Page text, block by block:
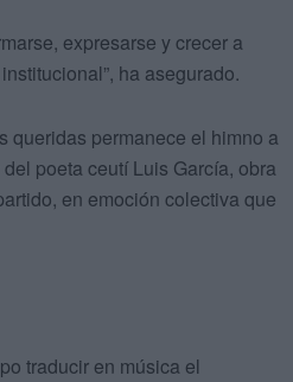
expresarse y crecer a
ha asegurado.
queridas permanece el himno a
poeta ceutí Luis García, obra
en emoción colectiva que
traducir en música el